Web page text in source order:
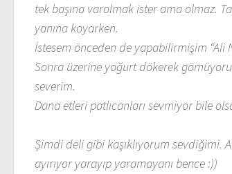
tek başına varolmak ister ama olmaz.
yanına koyarken.
İstesem önceden de yapabilirmişim “Ali
Sonra üzerine yoğurt dökerek
severim.
Dana etleri patlıcanları sevmiyor bile
Şimdi deli gibi kaşıklıyorum sevdiğimi.
ayırıyor yarayıp yaramayanı bence :))